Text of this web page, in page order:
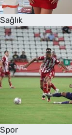
Sağlık
Spor